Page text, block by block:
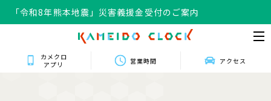
「令和8年熊本地震」災害義援金受付のご案内
カメクロ
アプリ
営業時間 アクセス